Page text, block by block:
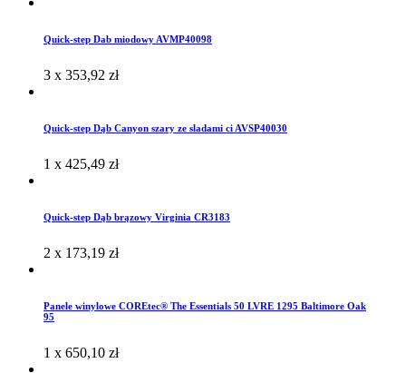
Quick-step Dab miodowy AVMP40098
3 x 353,92 zł
Quick-step Dąb Canyon szary ze sladami ci AVSP40030
1 x 425,49 zł
Quick-step Dąb brązowy Virginia CR3183
2 x 173,19 zł
Panele winylowe COREtec® The Essentials 50 LVRE 1295 Baltimore Oak
95
1 x 650,10 zł